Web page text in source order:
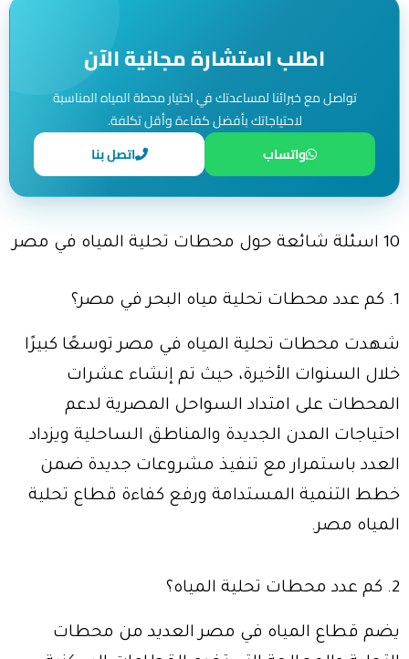
اطلب استشارة مجانية الآن
تواصل مع خبرائنا لمساعدتك في اختيار محطة المياه المناسبة
لاحتياجاتك بأفضل كفاءة وأقل تكلفة.
واتساب
اتصل بنا
10 اسئلة شائعة حول محطات تحلية المياه في مصر
1. كم عدد محطات تحلية مياه البحر في مصر؟
شهدت محطات تحلية المياه في مصر توسعًا كبيرًا
خلال السنوات الأخيرة، حيث تم إنشاء عشرات
المحطات على امتداد السواحل المصرية لدعم
احتياجات المدن الجديدة والمناطق الساحلية ويزداد
العدد باستمرار مع تنفيذ مشروعات جديدة ضمن
خطط التنمية المستدامة ورفع كفاءة قطاع تحلية
المياه مصر.
2. كم عدد محطات تحلية المياه؟
يضم قطاع المياه في مصر العديد من محطات